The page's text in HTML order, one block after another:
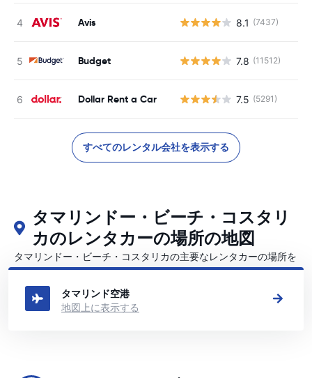
Avis 8.1 (7437)
Budget 7.8 (11512)
Dollar Rent a Car 7.5 (5291)
すべてのレンタル会社を表示する
タマリンドー・ビーチ・コスタリ
カのレンタカーの場所の地図
タマリンドー・ビーチ・コスタリカの主要なレンタカーの場所を
ご覧ください
タマリンド空港
地図上に表示する